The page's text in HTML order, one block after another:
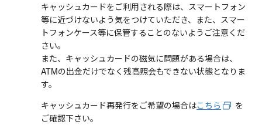
キャッシュカードをご利用される際は、スマートフォン
等に近づけないよう気をつけていただき、また、スマー
トフォンケース等に保管することのないようご注意くだ
さい。
また、キャッシュカードの磁気に問題がある場合は、
ATMの出金だけでなく残高照会もできない状態となりま
す。
キャッシュカード再発行をご希望の場合はこちら
を
ご確認下さい。